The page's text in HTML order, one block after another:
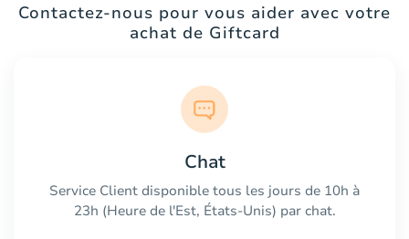
Contactez-nous pour vous aider avec votre
achat de Giftcard
Chat
Service Client disponible tous les jours de 10h à
23h (Heure de l'Est, États-Unis) par chat.